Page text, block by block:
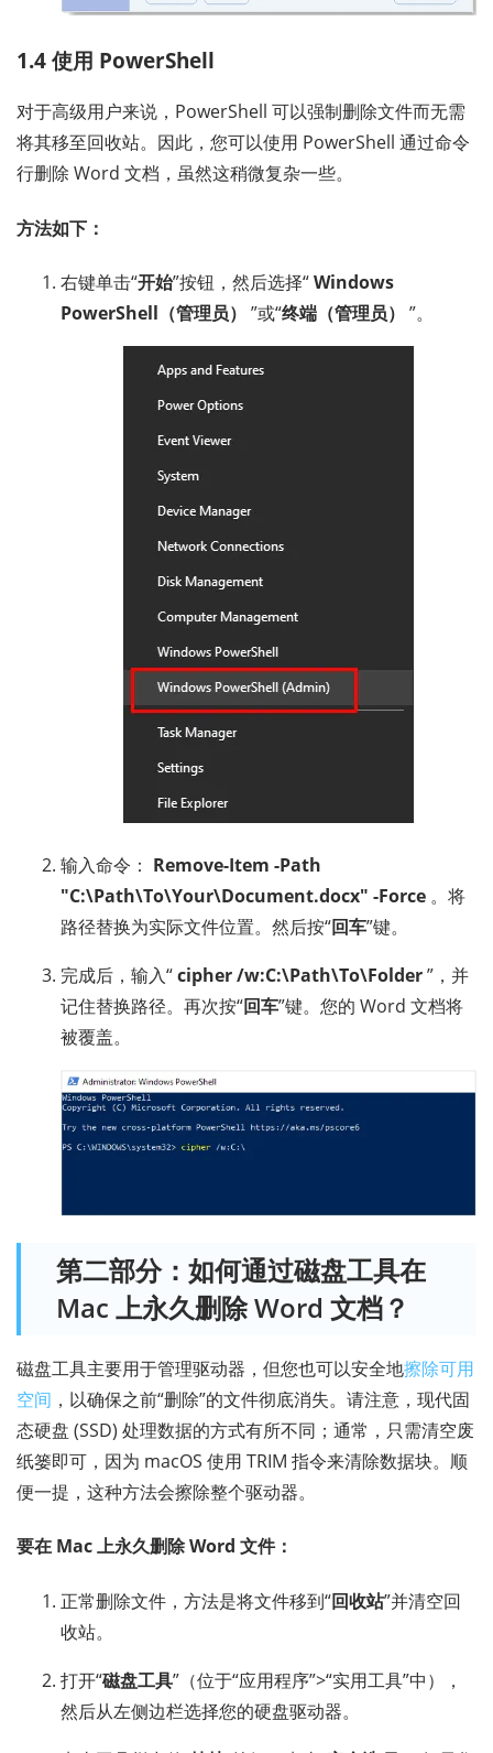
1.4 使用 PowerShell
对于高级用户来说，PowerShell 可以强制删除文件而无需
将其移至回收站。因此，您可以使用 PowerShell 通过命令
行删除 Word 文档，虽然这稍微复杂一些。
方法如下：
右键单击“开始”按钮，然后选择“Windows
PowerShell（管理员） ”或“终端（管理员） ”。
输入命令： Remove-Item -Path
"C:\Path\To\Your\Document.docx" -Force 。将
路径替换为实际文件位置。然后按“回车”键。
完成后，输入“cipher /w:C:\Path\To\Folder”，并
记住替换路径。再次按“回车”键。您的 Word 文档将
被覆盖。
第二部分：如何通过磁盘工具在
Mac 上永久删除 Word 文档？
磁盘工具主要用于管理驱动器，但您也可以安全地擦除可用
空间 ，以确保之前“删除”的文件彻底消失。请注意，现代固
态硬盘 (SSD) 处理数据的方式有所不同；通常，只需清空废
纸篓即可，因为 macOS 使用 TRIM 指令来清除数据块。顺
便一提，这种方法会擦除整个驱动器。
要在 Mac 上永久删除 Word 文件：
正常删除文件，方法是将文件移到“回收站”并清空回
收站。
打开“磁盘工具”（位于“应用程序”>“实用工具”中），
然后从左侧边栏选择您的硬盘驱动器。